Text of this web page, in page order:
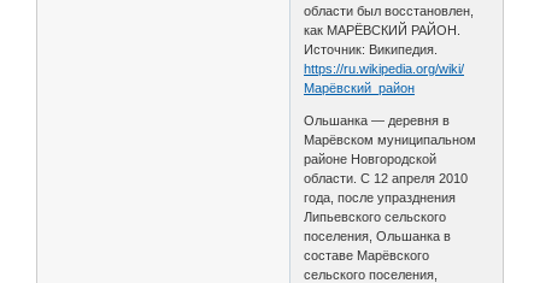
области был восстановлен,
как МАРЁВСКИЙ РАЙОН.
Источник: Википедия.
https://ru.wikipedia.org/wiki/
Марёвский_район
Ольшанка — деревня в
Марёвском муниципальном
районе Новгородской
области. С 12 апреля 2010
года, после упразднения
Липьевского сельского
поселения, Ольшанка в
составе Марёвского
сельского поселения,